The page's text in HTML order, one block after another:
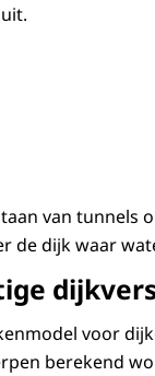
proef om
van tunnels
de dijk waar
voor
berekend